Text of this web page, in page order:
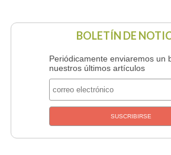
BOLETÍN DE
Periódicamente enviaremos un
nuestros últimos artículos